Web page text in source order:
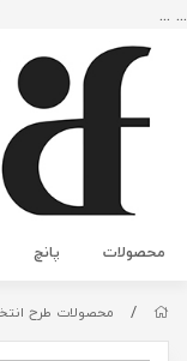
... ...
محصولات پانچ
/ محصولات طرح